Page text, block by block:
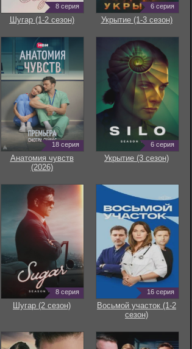
8 серия
Шугар (1-2 сезон)
6 серия
Укрытие (1-3 сезон)
18 серия
Анатомия чувств
(2026)
6 серия
Укрытие (3 сезон)
8 серия
Шугар (2 сезон)
16 серия
Восьмой участок (1-2
сезон)